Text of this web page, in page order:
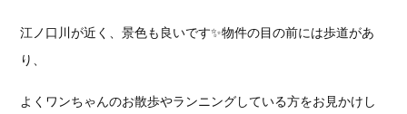
江ノ口川が近く、景色も良いです✨物件の目の前には歩道があ
り、
よくワンちゃんのお散歩やランニングしている方をお見かけし